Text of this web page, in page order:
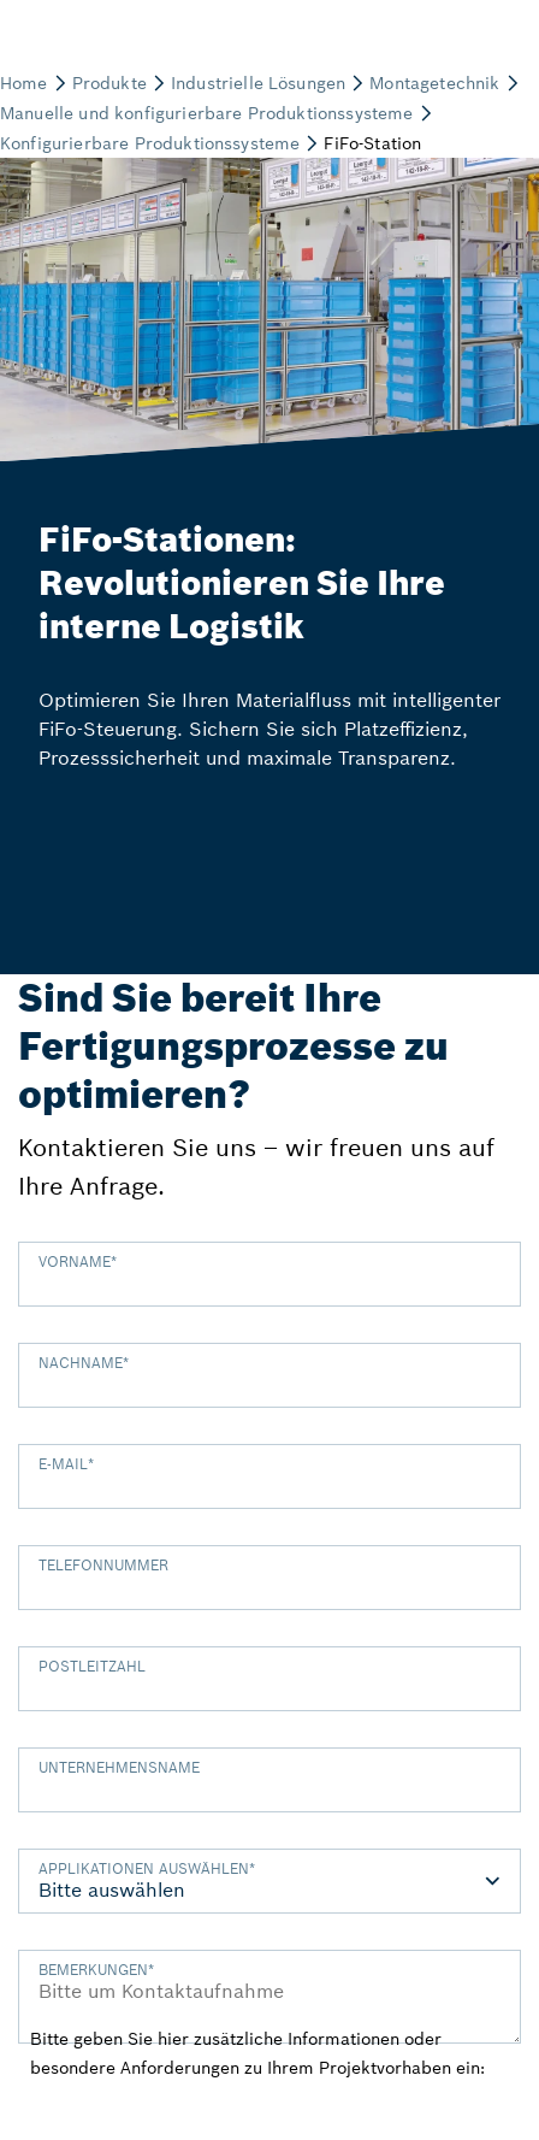
FiFo-Stationen:
Revolutionieren Sie Ihre
interne Logistik
Optimieren Sie Ihren Materialfluss mit intelligenter
FiFo-Steuerung. Sichern Sie sich Platzeffizienz,
Prozesssicherheit und maximale Transparenz.
Sind Sie bereit Ihre
Fertigungsprozesse zu
optimieren?
Kontaktieren Sie uns – wir freuen uns auf
Ihre Anfrage.
VORNAME*
NACHNAME*
E-MAIL*
TELEFONNUMMER
POSTLEITZAHL
UNTERNEHMENSNAME
APPLIKATIONEN AUSWÄHLEN*
BEMERKUNGEN*
Bitte geben Sie hier zusätzliche Informationen oder
besondere Anforderungen zu Ihrem Projektvorhaben ein: